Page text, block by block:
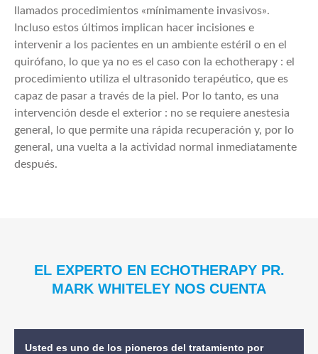
llamados procedimientos «mínimamente invasivos».
Incluso estos últimos implican hacer incisiones e
intervenir a los pacientes en un ambiente estéril o en el
quirófano, lo que ya no es el caso con la echotherapy : el
procedimiento utiliza el ultrasonido terapéutico, que es
capaz de pasar a través de la piel. Por lo tanto, es una
intervención desde el exterior : no se requiere anestesia
general, lo que permite una rápida recuperación y, por lo
general, una vuelta a la actividad normal inmediatamente
después.
EL EXPERTO EN ECHOTHERAPY PR.
MARK WHITELEY NOS CUENTA
Usted es uno de los pioneros del tratamiento por